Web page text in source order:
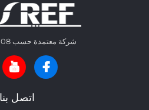
شركة معتمدة حسب ISO9001:2008
اتصل بنا